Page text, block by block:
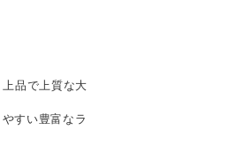
品で上質な大
すい豊富なラ